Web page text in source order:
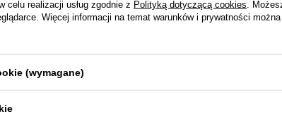
celu realizacji usług zgodnie z Polityką dotyczącą cookies .
Więcej informacji na temat warunków i prywatności
(wymagane)